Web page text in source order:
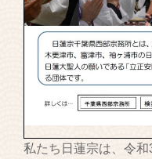
私たち日蓮宗は、令